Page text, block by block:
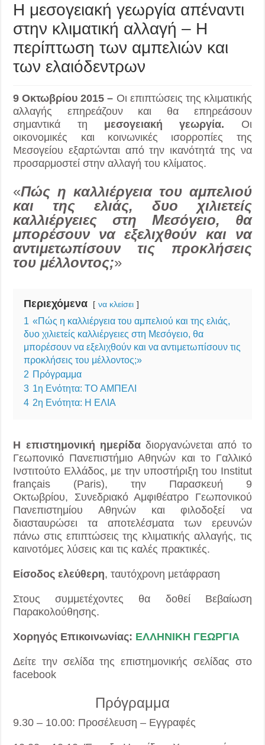
Η μεσογειακή γεωργία απέναντι
στην κλιματική αλλαγή – Η
περίπτωση των αμπελιών και
των ελαιόδεντρων
9 Οκτωβρίου 2015 – Οι επιπτώσεις της κλιματικής
αλλαγής επηρεάζουν και θα επηρεάσουν
σημαντικά τη μεσογειακή γεωργία. Οι
οικονομικές και κοινωνικές ισορροπίες της
Μεσογείου εξαρτώνται από την ικανότητά της να
προσαρμοστεί στην αλλαγή του κλίματος.
«Πώς η καλλιέργεια του αμπελιού
και της ελιάς, δυο χιλιετείς
καλλιέργειες στη Μεσόγειο, θα
μπορέσουν να εξελιχθούν και να
αντιμετωπίσουν τις προκλήσεις
του μέλλοντος;»
Περιεχόμενα να κλείσει
1 «Πώς η καλλιέργεια του αμπελιού και της ελιάς,
δυο χιλιετείς καλλιέργειες στη Μεσόγειο, θα
μπορέσουν να εξελιχθούν και να αντιμετωπίσουν τις
προκλήσεις του μέλλοντος;»
2 Πρόγραμμα
3 1η Ενότητα: ΤO ΑΜΠΕΛΙ
4 2η Ενότητα: Η ΕΛΙΑ
Η επιστημονική ημερίδαδιοργανώνεται από το
Γεωπονικό Πανεπιστήμιο Αθηνών και το Γαλλικό
Ινστιτούτο Ελλάδος, με την υποστήριξη του Institut
français (Paris), την Παρασκευή 9
Οκτωβρίου, Συνεδριακό Αμφιθέατρο Γεωπονικού
Πανεπιστημίου Αθηνών και φιλοδοξεί να
διασταυρώσει τα αποτελέσματα των ερευνών
πάνω στις επιπτώσεις της κλιματικής αλλαγής, τις
καινοτόμες λύσεις και τις καλές πρακτικές.
Είσοδος ελεύθερη, ταυτόχρονη μετάφραση
Στους συμμετέχοντες θα δοθεί Βεβαίωση
Παρακολούθησης.
Χορηγός Επικοινωνίας: ΕΛΛΗΝΙΚΗ ΓΕΩΡΓΙΑ
Δείτε την σελίδα της επιστημονικής σελίδας στο
facebook
Πρόγραμμα
9.30 – 10.00: Προσέλευση – Εγγραφές